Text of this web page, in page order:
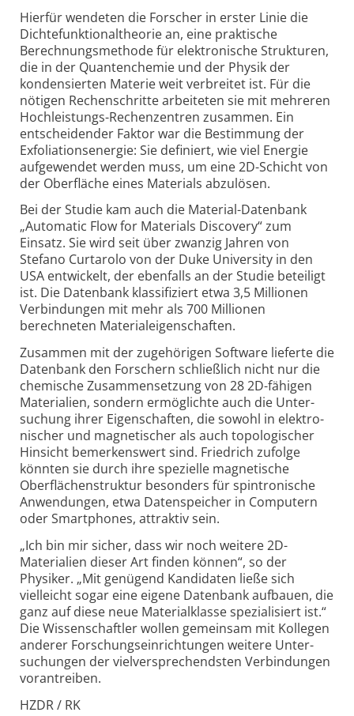
Hierfür wendeten die Forscher in erster Linie die
Dichte­funktional­theorie an, eine praktische
Berechnungs­methode für elektronische Strukturen,
die in der Quanten­chemie und der Physik der
konden­sierten Materie weit verbreitet ist. Für die
nötigen Rechen­schritte arbeiteten sie mit mehreren
Hoch­leistungs-Rechen­zentren zusammen. Ein
entscheidender Faktor war die Bestimmung der
Exfoliations­energie: Sie definiert, wie viel Energie
aufgewendet werden muss, um eine 2D-Schicht von
der Oberfläche eines Materials abzulösen.
Bei der Studie kam auch die Material-Datenbank
„Automatic Flow for Materials Discovery“ zum
Einsatz. Sie wird seit über zwanzig Jahren von
Stefano Curtarolo von der Duke University in den
USA entwickelt, der ebenfalls an der Studie beteiligt
ist. Die Datenbank klassi­fiziert etwa 3,5 Millionen
Verbindungen mit mehr als 700 Millionen
berechneten Material­eigen­schaften.
Zusammen mit der zugehörigen Software lieferte die
Datenbank den Forschern schließlich nicht nur die
chemische Zusammen­setzung von 28 2D-fähigen
Materialien, sondern ermöglichte auch die Unter­
suchung ihrer Eigen­schaften, die sowohl in elektro­
nischer und magnetischer als auch topo­lo­gischer
Hinsicht bemerkens­wert sind. Friedrich zufolge
könnten sie durch ihre spezielle magnetische
Oberflächen­struktur besonders für spin­tronische
Anwendungen, etwa Daten­speicher in Computern
oder Smartphones, attraktiv sein.
„Ich bin mir sicher, dass wir noch weitere 2D-
Materialien dieser Art finden können“, so der
Physiker. „Mit genügend Kandidaten ließe sich
vielleicht sogar eine eigene Datenbank aufbauen, die
ganz auf diese neue Material­klasse spezia­li­siert ist.“
Die Wissen­schaftler wollen gemeinsam mit Kollegen
anderer Forschungs­einrich­tungen weitere Unter­
suchungen der viel­ver­sprechend­sten Verbindungen
voran­treiben.
HZDR / RK